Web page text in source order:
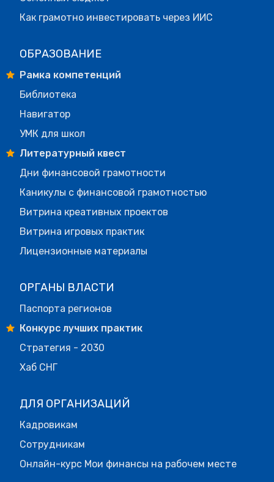
Как грамотно инвестировать через ИИС
ОБРАЗОВАНИЕ
Рамка компетенций
Библиотека
Навигатор
УМК для школ
Литературный квест
Дни финансовой грамотности
Каникулы с финансовой грамотностью
Витрина креативных проектов
Витрина игровых практик
Лицензионные материалы
ОРГАНЫ ВЛАСТИ
Паспорта регионов
Конкурс лучших практик
Стратегия - 2030
Хаб СНГ
ДЛЯ ОРГАНИЗАЦИЙ
Кадровикам
Сотрудникам
Онлайн-курс Мои финансы на рабочем месте